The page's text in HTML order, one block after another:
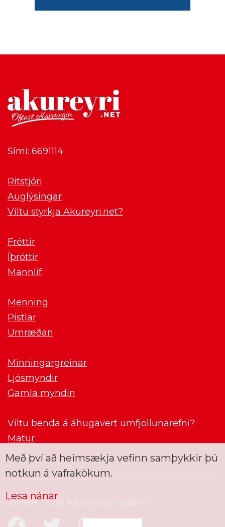
Sími: 6691114
Ritstjóri
Auglýsingar
Viltu styrkja Akureyri.net?
Fréttir
Íþróttir
Mannlíf
Menning
Pistlar
Umræðan
Minningargreinar
Ljósmyndir
Gamla myndin
Viltu benda á áhugavert umfjöllunarefni?
Matur
© 1998 - 2026 Allur réttur áskilinn
Með því að heimsækja vefinn samþykkir þú
notkun á vafrakökum.
Lesa nánar